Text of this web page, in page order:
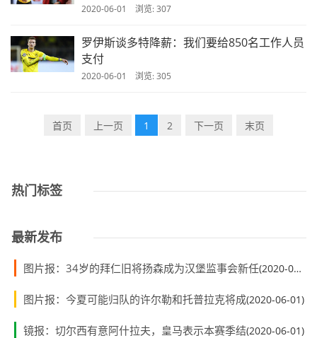
2020-06-01 浏览: 307
罗伊斯谈多特降薪：我们要给850名工作人员
支付
2020-06-01 浏览: 305
首页 上一页 1 2 下一页 末页
热门标签
最新发布
图片报：34岁的拜仁旧将扬森成为汉堡监事会新任(2020-06-01)
图片报：今夏可能归队的许尔勒和托普拉克将成(2020-06-01)
镜报：切尔西有意阿什拉夫，皇马表示本赛季结(2020-06-01)